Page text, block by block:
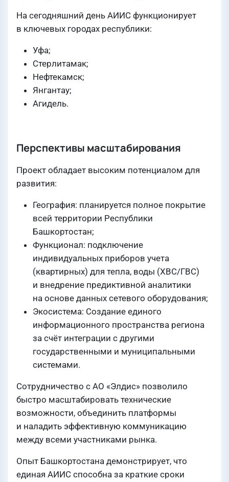
На сегодняшний день АИИС функционирует
в ключевых городах республики:
Уфа;
Стерлитамак;
Нефтекамск;
Янгантау;
Агидель.
Перспективы масштабирования
Проект обладает высоким потенциалом для
развития:
География: планируется полное покрытие
всей территории Республики
Башкортостан;
Функционал: подключение
индивидуальных приборов учета
(квартирных) для тепла, воды (ХВС/ГВС)
и внедрение предиктивной аналитики
на основе данных сетевого оборудования;
Экосистема: Создание единого
информационного пространства региона
за счёт интеграции с другими
государственными и муниципальными
системами.
Сотрудничество с АО «Элдис» позволило
быстро масштабировать технические
возможности, объединить платформы
и наладить эффективную коммуникацию
между всеми участниками рынка.
Опыт Башкортостана демонстрирует, что
единая АИИС способна за краткие сроки